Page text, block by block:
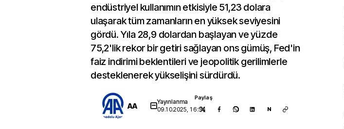
endüstriyel kullanımın etkisiyle 51,23 dolara
ulaşarak tüm zamanların en yüksek seviyesini
gördü. Yıla 28,9 dolardan başlayan ve yüzde
75,2'lik rekor bir getiri sağlayan ons gümüş, Fed'in
faiz indirimi beklentileri ve jeopolitik gerilimlerle
desteklenerek yükselişini sürdürdü.
AA
Yayınlanma
09.10.2025, 16:54
Paylaş
N